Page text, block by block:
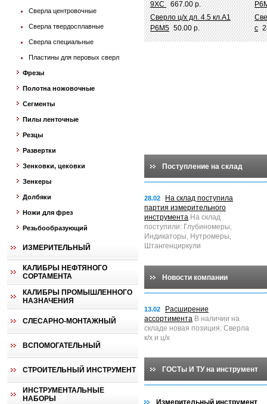
Сверла центровочные
Сверла твердосплавные
Сверла специальные
Пластины для перовых сверл
Фрезы
Полотна ножовочные
Сегменты
Пилы ленточные
Резцы
Развертки
Зенковки, цековки
Зенкеры
Долбяки
Ножи для фрез
Резьбообразующий
ИЗМЕРИТЕЛЬНЫЙ
КАЛИБРЫ НЕФТЯНОГО
СОРТАМЕНТА
КАЛИБРЫ ПРОМЫШЛЕННОГО
НАЗНАЧЕНИЯ
СЛЕСАРНО-МОНТАЖНЫЙ
ВСПОМОГАТЕЛЬНЫЙ
СТРОИТЕЛЬНЫЙ ИНСТРУМЕНТ
ИНСТРУМЕНТАЛЬНЫЕ
НАБОРЫ
9ХС 667.00 р.
Сверло ц/х дл. 4.5 кл.А1
Р6М5 50.00 р.
с
Поступление на склад
28.02
На склад поступила
партия измерительного
инструмента На склад
поступили: Глубиномеры,
Индикаторы, Нутромеры,
Штангенциркули
Новости компании
13.02
Расширение
ассортимента В наличии на
складе новая позиция: Сверла
к/х и ц/х
ГОСТы И ТУ на инструмент
Измерительный инструмент